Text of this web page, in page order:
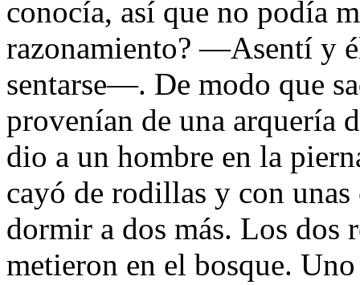
conocía, así que no podía
razonamiento? —Asentí y
sentarse—. De modo que
provenían de una arquería
dio a un hombre en la
cayó de rodillas y con unas
dormir a dos más. Los dos
metieron en el bosque.